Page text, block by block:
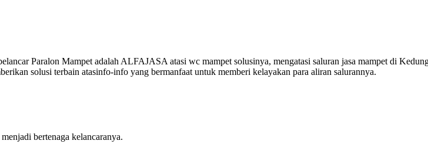
Paralon Mampet adalah ALFAJASA atasi wc mampet solusinya, mengatasi saluran jasa mampet di
solusi terbain atasinfo-info yang bermanfaat untuk memberi kelayakan para aliran salurannya.
bertenaga kelancaranya.